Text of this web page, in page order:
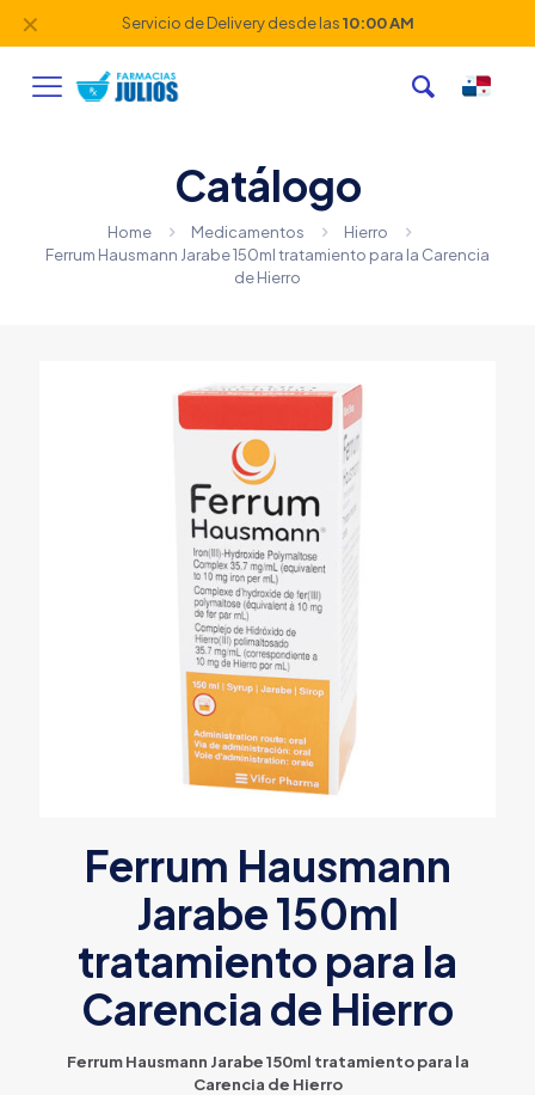
Servicio de Delivery desde las10:00 AM
✕
Catálogo
Home Medicamentos
Hierro
Ferrum Hausmann Jarabe 150ml tratamiento para la Carencia
de Hierro
Ferrum Hausmann
Jarabe 150ml
tratamiento para la
Carencia de Hierro
Ferrum Hausmann Jarabe 150ml tratamiento para la
Carencia de Hierro